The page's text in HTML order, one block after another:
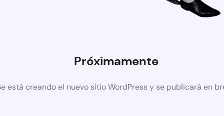
Próximamente
está creando el nuevo sitio WordPress y se publicará en